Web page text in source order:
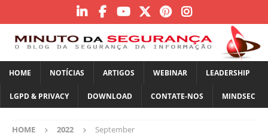
HOME NOTÍCIAS ARTIGOS WEBINAR LEADERSHIP
LGPD & PRIVACY DOWNLOAD CONTATE-NOS MINDSEC
HOME 2022 September